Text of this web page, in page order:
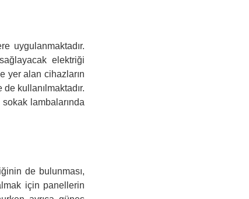
uygulanmaktadır.
elektriği
yer alan cihazların
kullanılmaktadır.
lambalarında
de bulunması,
için panellerin